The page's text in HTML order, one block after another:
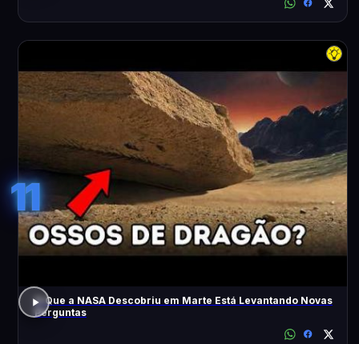
11
O Que a NASA Descobriu em Marte Está Levantando Novas
Perguntas